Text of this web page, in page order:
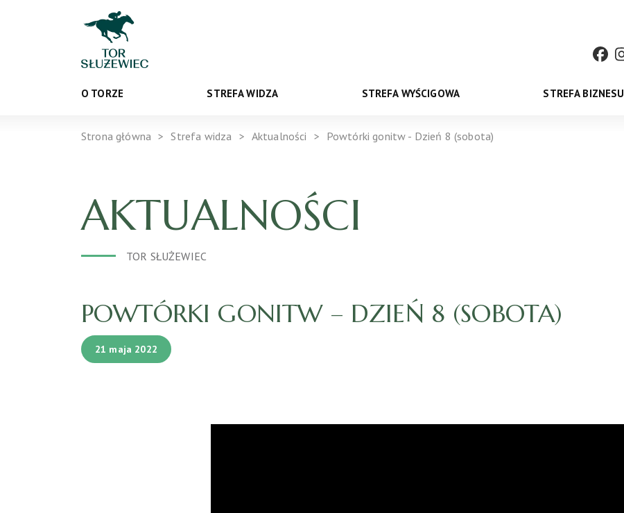
O TORZE STREFA WIDZA STREFA WYŚCIGOWA STREFA BIZNESU
Strona główna Strefa widza Aktualności Powtórki gonitw - Dzień 8 (sobota)
AKTUALNOŚCI
TOR SŁUŻEWIEC
POWTÓRKI GONITW – DZIEŃ 8 (SOBOTA)
21 maja 2022